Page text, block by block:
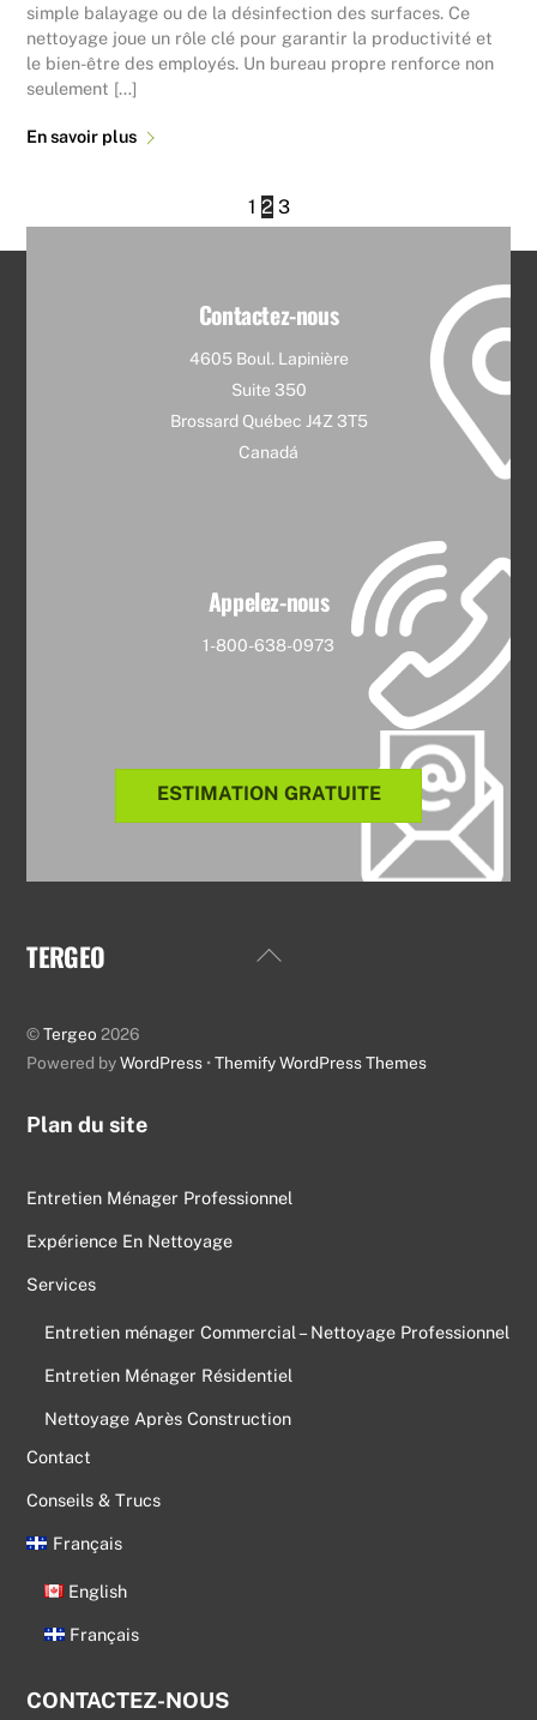
simple balayage ou de la désinfection des surfaces. Ce
nettoyage joue un rôle clé pour garantir la productivité et
le bien-être des employés. Un bureau propre renforce non
seulement […]
En savoir plus
1 2 3
Contactez-nous
4605 Boul. Lapinière
Suite 350
Brossard Québec J4Z 3T5
Canadá
Appelez-nous
1-800-638-0973
ESTIMATION GRATUITE
Back
TERGEO
©Tergeo 2026
Powered byWordPress •Themify WordPress Themes
Plan du site
Entretien Ménager Professionnel
Expérience En Nettoyage
Services
Entretien ménager Commercial – Nettoyage Professionnel
Entretien Ménager Résidentiel
Nettoyage Après Construction
Contact
Conseils & Trucs
Français
English
Français
CONTACTEZ-NOUS